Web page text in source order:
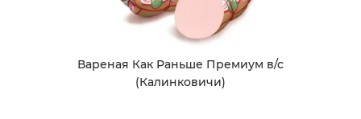
Вареная Как Раньше Премиум в/с
(Калинковичи)